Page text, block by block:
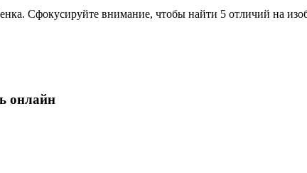
Сфокусируйте внимание, чтобы найти 5 отличий на
онлайн